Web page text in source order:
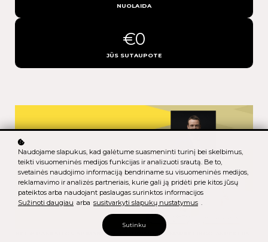
NUOLAIDA
€0
JŪS SUTAUPOTE
NET 8 PASKAITOS APIMANČIOS SVARBIAUSIUS MARKETINGO ASPEKTUS
Naudojame slapukus, kad galėtume suasmeninti turinį bei skelbimus,
teikti visuomeninės medijos funkcijas ir analizuoti srautą. Be to,
svetainės naudojimo informaciją bendriname su visuomeninės medijos,
reklamavimo ir analizės partneriais, kurie gali ją pridėti prie kitos jūsų
pateiktos arba naudojant paslaugas surinktos informacijos
Sužinoti daugiau arba susitvarkyti slapukų nustatymus .
Sutinku